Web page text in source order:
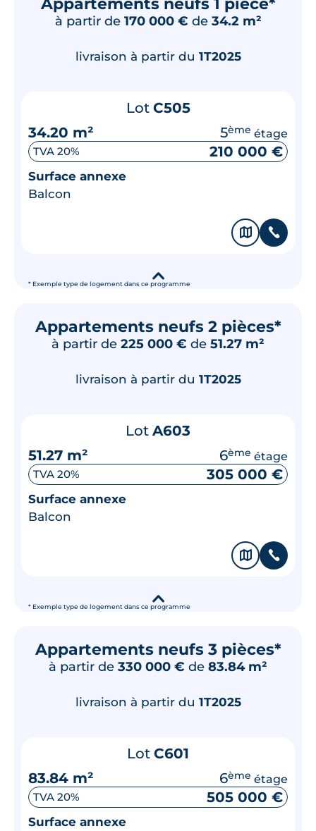
à partir de 170 000 € de 34.2 m²
* Exemple type de logement dans ce programme
livraison à partir du 1T2025
Lot C505
34.20 m²
5ème étage
TVA 20% 210 000 €
Surface annexe
Balcon
🗞 📞
▾
Appartements neufs 2 pièces*
à partir de 225 000 € de 51.27 m²
* Exemple type de logement dans ce programme
livraison à partir du 1T2025
Lot A603
51.27 m²
6ème étage
TVA 20% 305 000 €
Surface annexe
Balcon
🗞 📞
▾
Appartements neufs 3 pièces*
à partir de 330 000 € de 83.84 m²
livraison à partir du 1T2025
Lot C601
83.84 m²
6ème étage
TVA 20% 505 000 €
Surface annexe